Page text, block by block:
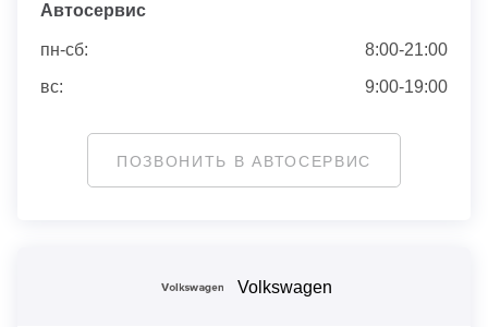
Автосервис
пн-сб:
8:00-21:00
вс:
9:00-19:00
ПОЗВОНИТЬ В АВТОСЕРВИС
Volkswagen